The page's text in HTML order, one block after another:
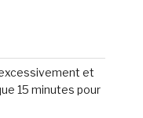
et
15 minutes pour